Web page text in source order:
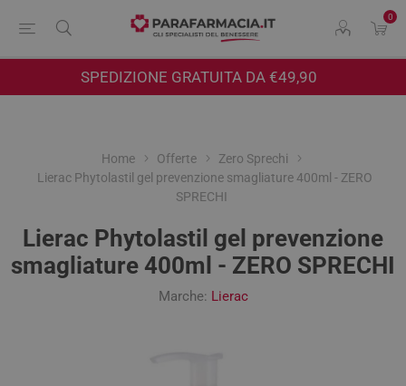
0
SPEDIZIONE GRATUITA DA €49,90
Home Offerte
Zero Sprechi
Lierac Phytolastil gel prevenzione smagliature 400ml - ZERO
SPRECHI
Lierac Phytolastil gel prevenzione
smagliature 400ml - ZERO SPRECHI
Marche: Lierac